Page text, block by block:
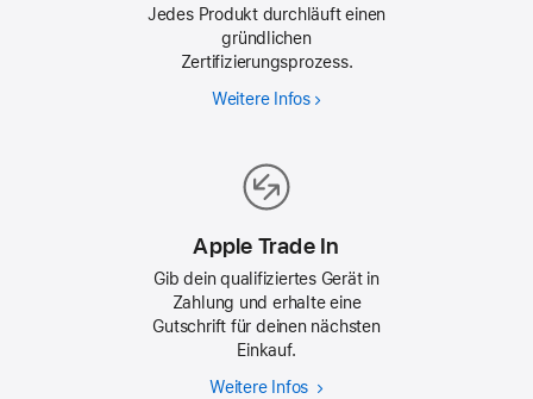
Jedes Produkt durchläuft einen
gründlichen
Zertifizierungsprozess.
Weitere InfosWarum
Apple Trade In
Gib dein qualifiziertes Gerät in
Zahlung und erhalte eine
Gutschrift für deinen nächsten
Einkauf.
Weitere Infos Apple